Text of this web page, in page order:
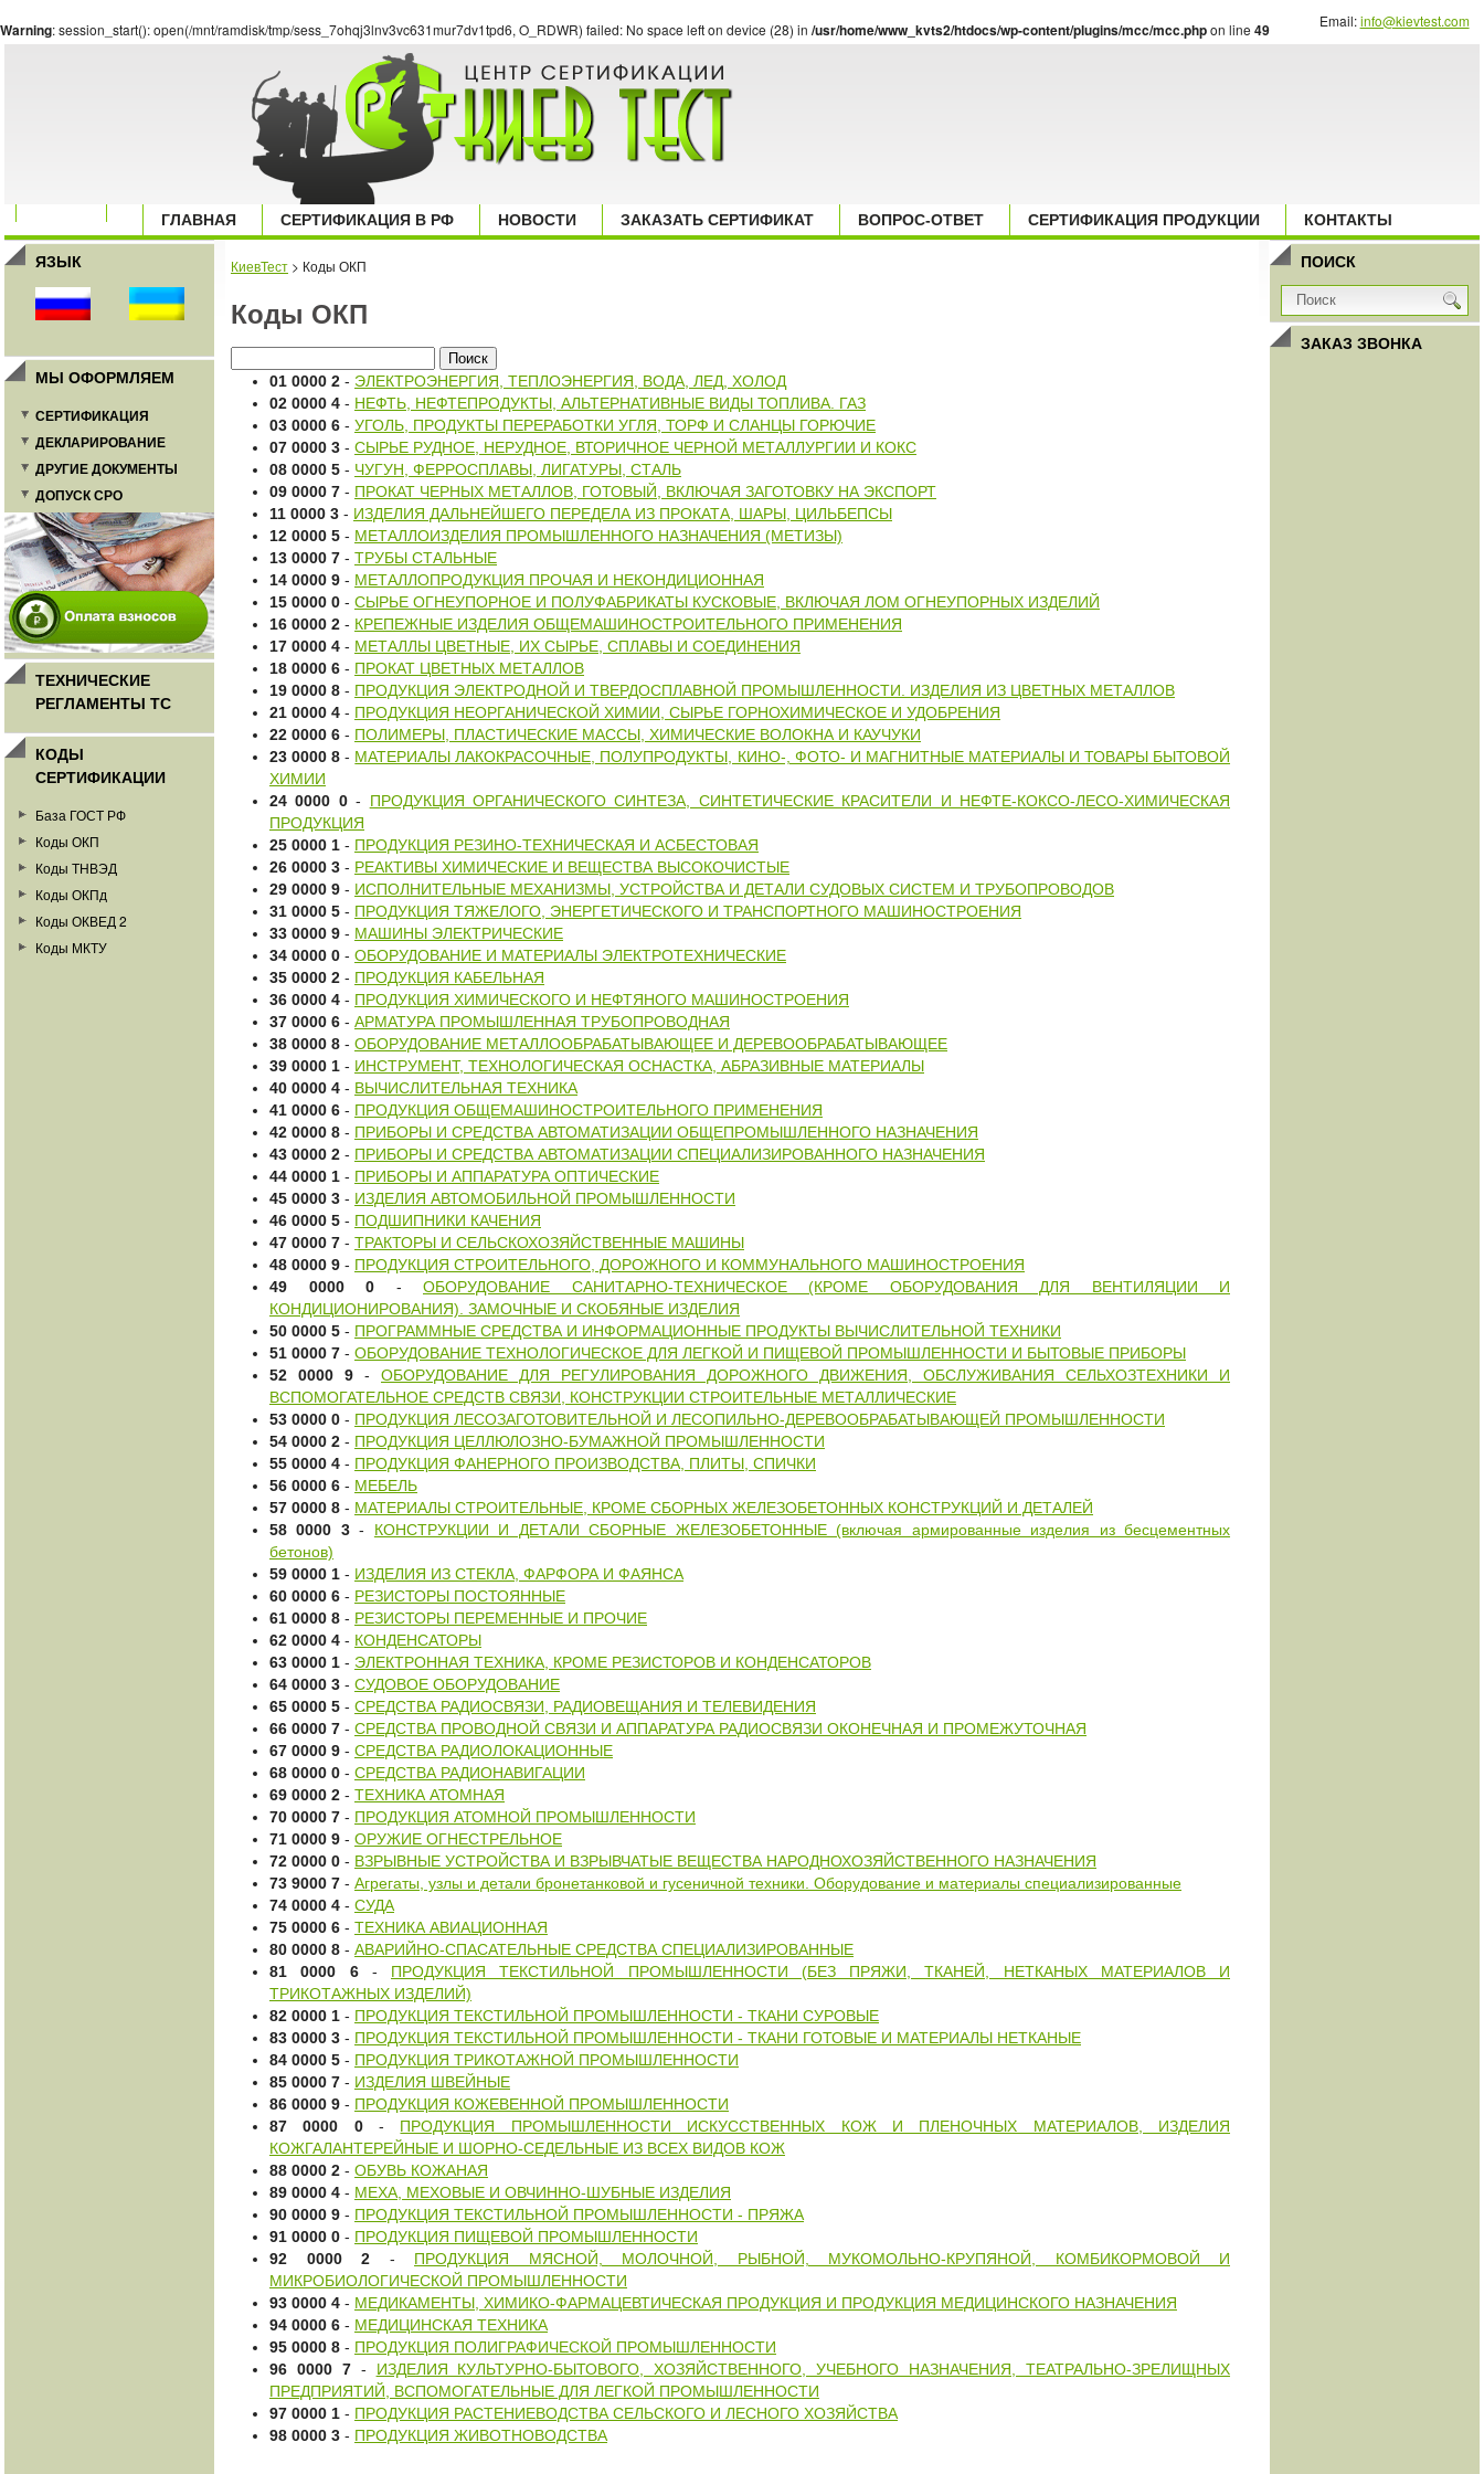
Warning: session_start(): open(/mnt/ramdisk/tmp/sess_7ohqj3lnv3vc631mur7dv1tpd6, O_RDWR) failed: No space left on device (28) in /usr/home/www_kvts2/htdocs/wp-content/plugins/mcc/mcc.phpon line 49 Email:info@kievtest.com
ГЛАВНАЯ СЕРТИФИКАЦИЯ В РФ НОВОСТИ ЗАКАЗАТЬ СЕРТИФИКАТ ВОПРОС-ОТВЕТ СЕРТИФИКАЦИЯ ПРОДУКЦИИ КОНТАКТЫ
ЯЗЫК
МЫ ОФОРМЛЯЕМ
СЕРТИФИКАЦИЯ
ДЕКЛАРИРОВАНИЕ
ДРУГИЕ ДОКУМЕНТЫ
ДОПУСК СРО
ТЕХНИЧЕСКИЕ
РЕГЛАМЕНТЫ ТС
КОДЫ
СЕРТИФИКАЦИИ
База ГОСТ РФ
Коды ОКП
Коды ТНВЭД
Коды ОКПд
Коды ОКВЕД 2
Коды МКТУ
ПОИСК
ЗАКАЗ ЗВОНКА
КиевТест > Коды ОКП
Коды ОКП
01 0000 2 - ЭЛЕКТРОЭНЕРГИЯ, ТЕПЛОЭНЕРГИЯ, ВОДА, ЛЕД, ХОЛОД
02 0000 4 - НЕФТЬ, НЕФТЕПРОДУКТЫ, АЛЬТЕРНАТИВНЫЕ ВИДЫ ТОПЛИВА. ГАЗ
03 0000 6 - УГОЛЬ, ПРОДУКТЫ ПЕРЕРАБОТКИ УГЛЯ, ТОРФ И СЛАНЦЫ ГОРЮЧИЕ
07 0000 3 - СЫРЬЕ РУДНОЕ, НЕРУДНОЕ, ВТОРИЧНОЕ ЧЕРНОЙ МЕТАЛЛУРГИИ И КОКС
08 0000 5 - ЧУГУН, ФЕРРОСПЛАВЫ, ЛИГАТУРЫ, СТАЛЬ
09 0000 7 - ПРОКАТ ЧЕРНЫХ МЕТАЛЛОВ, ГОТОВЫЙ, ВКЛЮЧАЯ ЗАГОТОВКУ НА ЭКСПОРТ
11 0000 3 - ИЗДЕЛИЯ ДАЛЬНЕЙШЕГО ПЕРЕДЕЛА ИЗ ПРОКАТА, ШАРЫ, ЦИЛЬБЕПСЫ
12 0000 5 - МЕТАЛЛОИЗДЕЛИЯ ПРОМЫШЛЕННОГО НАЗНАЧЕНИЯ (МЕТИЗЫ)
13 0000 7 - ТРУБЫ СТАЛЬНЫЕ
14 0000 9 - МЕТАЛЛОПРОДУКЦИЯ ПРОЧАЯ И НЕКОНДИЦИОННАЯ
15 0000 0 - СЫРЬЕ ОГНЕУПОРНОЕ И ПОЛУФАБРИКАТЫ КУСКОВЫЕ, ВКЛЮЧАЯ ЛОМ ОГНЕУПОРНЫХ ИЗДЕЛИЙ
16 0000 2 - КРЕПЕЖНЫЕ ИЗДЕЛИЯ ОБЩЕМАШИНОСТРОИТЕЛЬНОГО ПРИМЕНЕНИЯ
17 0000 4 - МЕТАЛЛЫ ЦВЕТНЫЕ, ИХ СЫРЬЕ, СПЛАВЫ И СОЕДИНЕНИЯ
18 0000 6 - ПРОКАТ ЦВЕТНЫХ МЕТАЛЛОВ
19 0000 8 - ПРОДУКЦИЯ ЭЛЕКТРОДНОЙ И ТВЕРДОСПЛАВНОЙ ПРОМЫШЛЕННОСТИ. ИЗДЕЛИЯ ИЗ ЦВЕТНЫХ МЕТАЛЛОВ
21 0000 4 - ПРОДУКЦИЯ НЕОРГАНИЧЕСКОЙ ХИМИИ, СЫРЬЕ ГОРНОХИМИЧЕСКОЕ И УДОБРЕНИЯ
22 0000 6 - ПОЛИМЕРЫ, ПЛАСТИЧЕСКИЕ МАССЫ, ХИМИЧЕСКИЕ ВОЛОКНА И КАУЧУКИ
23 0000 8 - МАТЕРИАЛЫ ЛАКОКРАСОЧНЫЕ, ПОЛУПРОДУКТЫ, КИНО-, ФОТО- И МАГНИТНЫЕ МАТЕРИАЛЫ И ТОВАРЫ БЫТОВОЙ
ХИМИИ
24 0000 0- ПРОДУКЦИЯ ОРГАНИЧЕСКОГО СИНТЕЗА, СИНТЕТИЧЕСКИЕ КРАСИТЕЛИ И НЕФТЕ-КОКСО-ЛЕСО-ХИМИЧЕСКАЯ
ПРОДУКЦИЯ
25 0000 1 - ПРОДУКЦИЯ РЕЗИНО-ТЕХНИЧЕСКАЯ И АСБЕСТОВАЯ
26 0000 3 - РЕАКТИВЫ ХИМИЧЕСКИЕ И ВЕЩЕСТВА ВЫСОКОЧИСТЫЕ
29 0000 9 - ИСПОЛНИТЕЛЬНЫЕ МЕХАНИЗМЫ, УСТРОЙСТВА И ДЕТАЛИ СУДОВЫХ СИСТЕМ И ТРУБОПРОВОДОВ
31 0000 5 - ПРОДУКЦИЯ ТЯЖЕЛОГО, ЭНЕРГЕТИЧЕСКОГО И ТРАНСПОРТНОГО МАШИНОСТРОЕНИЯ
33 0000 9 - МАШИНЫ ЭЛЕКТРИЧЕСКИЕ
34 0000 0 - ОБОРУДОВАНИЕ И МАТЕРИАЛЫ ЭЛЕКТРОТЕХНИЧЕСКИЕ
35 0000 2 - ПРОДУКЦИЯ КАБЕЛЬНАЯ
36 0000 4 - ПРОДУКЦИЯ ХИМИЧЕСКОГО И НЕФТЯНОГО МАШИНОСТРОЕНИЯ
37 0000 6 - АРМАТУРА ПРОМЫШЛЕННАЯ ТРУБОПРОВОДНАЯ
38 0000 8 - ОБОРУДОВАНИЕ МЕТАЛЛООБРАБАТЫВАЮЩЕЕ И ДЕРЕВООБРАБАТЫВАЮЩЕЕ
39 0000 1 - ИНСТРУМЕНТ, ТЕХНОЛОГИЧЕСКАЯ ОСНАСТКА, АБРАЗИВНЫЕ МАТЕРИАЛЫ
40 0000 4 - ВЫЧИСЛИТЕЛЬНАЯ ТЕХНИКА
41 0000 6 - ПРОДУКЦИЯ ОБЩЕМАШИНОСТРОИТЕЛЬНОГО ПРИМЕНЕНИЯ
42 0000 8 - ПРИБОРЫ И СРЕДСТВА АВТОМАТИЗАЦИИ ОБЩЕПРОМЫШЛЕННОГО НАЗНАЧЕНИЯ
43 0000 2 - ПРИБОРЫ И СРЕДСТВА АВТОМАТИЗАЦИИ СПЕЦИАЛИЗИРОВАННОГО НАЗНАЧЕНИЯ
44 0000 1 - ПРИБОРЫ И АППАРАТУРА ОПТИЧЕСКИЕ
45 0000 3 - ИЗДЕЛИЯ АВТОМОБИЛЬНОЙ ПРОМЫШЛЕННОСТИ
46 0000 5 - ПОДШИПНИКИ КАЧЕНИЯ
47 0000 7 - ТРАКТОРЫ И СЕЛЬСКОХОЗЯЙСТВЕННЫЕ МАШИНЫ
48 0000 9 - ПРОДУКЦИЯ СТРОИТЕЛЬНОГО, ДОРОЖНОГО И КОММУНАЛЬНОГО МАШИНОСТРОЕНИЯ
49 0000 0 - ОБОРУДОВАНИЕ САНИТАРНО-ТЕХНИЧЕСКОЕ (КРОМЕ ОБОРУДОВАНИЯ ДЛЯ ВЕНТИЛЯЦИИ И
КОНДИЦИОНИРОВАНИЯ). ЗАМОЧНЫЕ И СКОБЯНЫЕ ИЗДЕЛИЯ
50 0000 5 - ПРОГРАММНЫЕ СРЕДСТВА И ИНФОРМАЦИОННЫЕ ПРОДУКТЫ ВЫЧИСЛИТЕЛЬНОЙ ТЕХНИКИ
51 0000 7 - ОБОРУДОВАНИЕ ТЕХНОЛОГИЧЕСКОЕ ДЛЯ ЛЕГКОЙ И ПИЩЕВОЙ ПРОМЫШЛЕННОСТИ И БЫТОВЫЕ ПРИБОРЫ
52 0000 9 - ОБОРУДОВАНИЕ ДЛЯ РЕГУЛИРОВАНИЯ ДОРОЖНОГО ДВИЖЕНИЯ, ОБСЛУЖИВАНИЯ СЕЛЬХОЗТЕХНИКИ И
ВСПОМОГАТЕЛЬНОЕ СРЕДСТВ СВЯЗИ, КОНСТРУКЦИИ СТРОИТЕЛЬНЫЕ МЕТАЛЛИЧЕСКИЕ
53 0000 0 - ПРОДУКЦИЯ ЛЕСОЗАГОТОВИТЕЛЬНОЙ И ЛЕСОПИЛЬНО-ДЕРЕВООБРАБАТЫВАЮЩЕЙ ПРОМЫШЛЕННОСТИ
54 0000 2 - ПРОДУКЦИЯ ЦЕЛЛЮЛОЗНО-БУМАЖНОЙ ПРОМЫШЛЕННОСТИ
55 0000 4 - ПРОДУКЦИЯ ФАНЕРНОГО ПРОИЗВОДСТВА, ПЛИТЫ, СПИЧКИ
56 0000 6 - МЕБЕЛЬ
57 0000 8 - МАТЕРИАЛЫ СТРОИТЕЛЬНЫЕ, КРОМЕ СБОРНЫХ ЖЕЛЕЗОБЕТОННЫХ КОНСТРУКЦИЙ И ДЕТАЛЕЙ
58 0000 3- КОНСТРУКЦИИ И ДЕТАЛИ СБОРНЫЕ ЖЕЛЕЗОБЕТОННЫЕ (включая армированные изделия из бесцементных
бетонов)
59 0000 1 - ИЗДЕЛИЯ ИЗ СТЕКЛА, ФАРФОРА И ФАЯНСА
60 0000 6 - РЕЗИСТОРЫ ПОСТОЯННЫЕ
61 0000 8 - РЕЗИСТОРЫ ПЕРЕМЕННЫЕ И ПРОЧИЕ
62 0000 4 - КОНДЕНСАТОРЫ
63 0000 1 - ЭЛЕКТРОННАЯ ТЕХНИКА, КРОМЕ РЕЗИСТОРОВ И КОНДЕНСАТОРОВ
64 0000 3 - СУДОВОЕ ОБОРУДОВАНИЕ
65 0000 5 - СРЕДСТВА РАДИОСВЯЗИ, РАДИОВЕЩАНИЯ И ТЕЛЕВИДЕНИЯ
66 0000 7 - СРЕДСТВА ПРОВОДНОЙ СВЯЗИ И АППАРАТУРА РАДИОСВЯЗИ ОКОНЕЧНАЯ И ПРОМЕЖУТОЧНАЯ
67 0000 9 - СРЕДСТВА РАДИОЛОКАЦИОННЫЕ
68 0000 0 - СРЕДСТВА РАДИОНАВИГАЦИИ
69 0000 2 - ТЕХНИКА АТОМНАЯ
70 0000 7 - ПРОДУКЦИЯ АТОМНОЙ ПРОМЫШЛЕННОСТИ
71 0000 9 - ОРУЖИЕ ОГНЕСТРЕЛЬНОЕ
72 0000 0 - ВЗРЫВНЫЕ УСТРОЙСТВА И ВЗРЫВЧАТЫЕ ВЕЩЕСТВА НАРОДНОХОЗЯЙСТВЕННОГО НАЗНАЧЕНИЯ
73 9000 7 - Агрегаты, узлы и детали бронетанковой и гусеничной техники. Оборудование и материалы специализированные
74 0000 4 - СУДА
75 0000 6 - ТЕХНИКА АВИАЦИОННАЯ
80 0000 8 - АВАРИЙНО-СПАСАТЕЛЬНЫЕ СРЕДСТВА СПЕЦИАЛИЗИРОВАННЫЕ
81 0000 6- ПРОДУКЦИЯ ТЕКСТИЛЬНОЙ ПРОМЫШЛЕННОСТИ (БЕЗ ПРЯЖИ, ТКАНЕЙ, НЕТКАНЫХ МАТЕРИАЛОВ И
ТРИКОТАЖНЫХ ИЗДЕЛИЙ)
82 0000 1 - ПРОДУКЦИЯ ТЕКСТИЛЬНОЙ ПРОМЫШЛЕННОСТИ - ТКАНИ СУРОВЫЕ
83 0000 3 - ПРОДУКЦИЯ ТЕКСТИЛЬНОЙ ПРОМЫШЛЕННОСТИ - ТКАНИ ГОТОВЫЕ И МАТЕРИАЛЫ НЕТКАНЫЕ
84 0000 5 - ПРОДУКЦИЯ ТРИКОТАЖНОЙ ПРОМЫШЛЕННОСТИ
85 0000 7 - ИЗДЕЛИЯ ШВЕЙНЫЕ
86 0000 9 - ПРОДУКЦИЯ КОЖЕВЕННОЙ ПРОМЫШЛЕННОСТИ
87 0000 0- ПРОДУКЦИЯ ПРОМЫШЛЕННОСТИ ИСКУССТВЕННЫХ КОЖ И ПЛЕНОЧНЫХ МАТЕРИАЛОВ, ИЗДЕЛИЯ
КОЖГАЛАНТЕРЕЙНЫЕ И ШОРНО-СЕДЕЛЬНЫЕ ИЗ ВСЕХ ВИДОВ КОЖ
88 0000 2 - ОБУВЬ КОЖАНАЯ
89 0000 4 - МЕХА, МЕХОВЫЕ И ОВЧИННО-ШУБНЫЕ ИЗДЕЛИЯ
90 0000 9 - ПРОДУКЦИЯ ТЕКСТИЛЬНОЙ ПРОМЫШЛЕННОСТИ - ПРЯЖА
91 0000 0 - ПРОДУКЦИЯ ПИЩЕВОЙ ПРОМЫШЛЕННОСТИ
92 0000 2 - ПРОДУКЦИЯ МЯСНОЙ, МОЛОЧНОЙ, РЫБНОЙ, МУКОМОЛЬНО-КРУПЯНОЙ, КОМБИКОРМОВОЙ И
МИКРОБИОЛОГИЧЕСКОЙ ПРОМЫШЛЕННОСТИ
93 0000 4 - МЕДИКАМЕНТЫ, ХИМИКО-ФАРМАЦЕВТИЧЕСКАЯ ПРОДУКЦИЯ И ПРОДУКЦИЯ МЕДИЦИНСКОГО НАЗНАЧЕНИЯ
94 0000 6 - МЕДИЦИНСКАЯ ТЕХНИКА
95 0000 8 - ПРОДУКЦИЯ ПОЛИГРАФИЧЕСКОЙ ПРОМЫШЛЕННОСТИ
96 0000 7- ИЗДЕЛИЯ КУЛЬТУРНО-БЫТОВОГО, ХОЗЯЙСТВЕННОГО, УЧЕБНОГО НАЗНАЧЕНИЯ, ТЕАТРАЛЬНО-ЗРЕЛИЩНЫХ
ПРЕДПРИЯТИЙ, ВСПОМОГАТЕЛЬНЫЕ ДЛЯ ЛЕГКОЙ ПРОМЫШЛЕННОСТИ
97 0000 1 - ПРОДУКЦИЯ РАСТЕНИЕВОДСТВА СЕЛЬСКОГО И ЛЕСНОГО ХОЗЯЙСТВА
98 0000 3 - ПРОДУКЦИЯ ЖИВОТНОВОДСТВА